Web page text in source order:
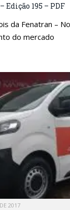
Edição 195 – PDF
da Fenatran –
do mercado
2017